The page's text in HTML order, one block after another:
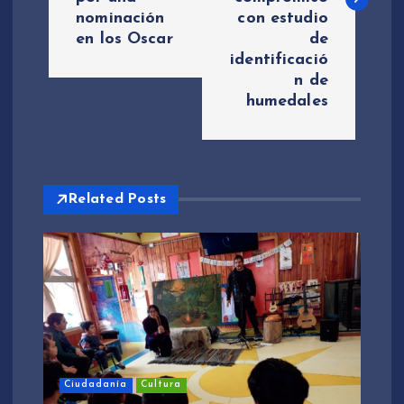
ó
n
d
e
nominación
en los Oscar
con estudio
de
identificació
n de
humedales
Related Posts
Ciudadanía Cultura